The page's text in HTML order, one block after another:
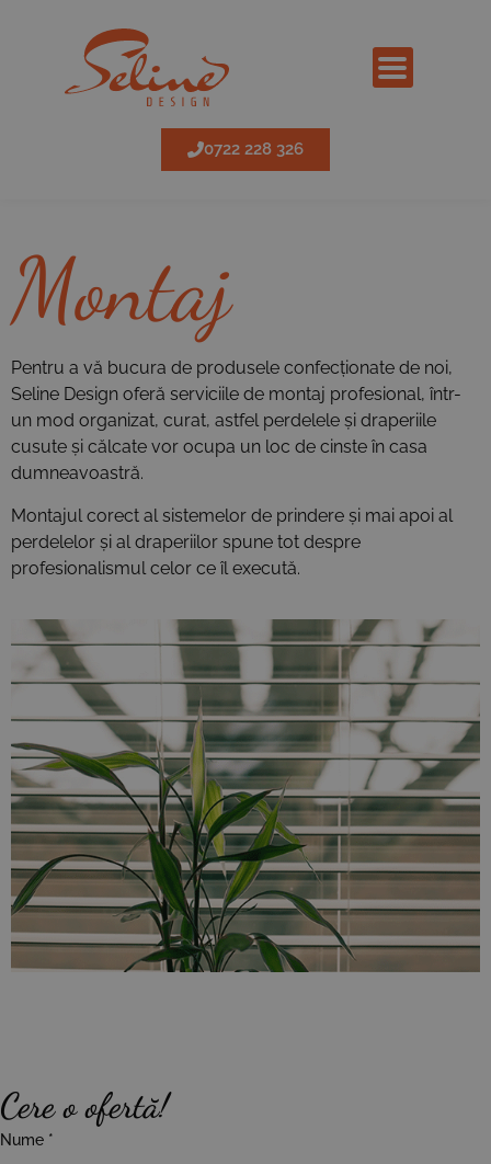
0722 228 326
Montaj
Pentru a vă bucura de produsele confecționate de noi,
Seline Design oferă serviciile de montaj profesional, într-
un mod organizat, curat, astfel perdelele și draperiile
cusute și călcate vor ocupa un loc de cinste în casa
dumneavoastră.
Montajul corect al sistemelor de prindere și mai apoi al
perdelelor și al draperiilor spune tot despre
profesionalismul celor ce îl execută.
Cere o ofertă!
Nume *